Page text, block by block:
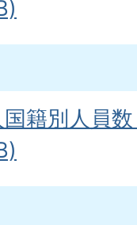
籍別人員